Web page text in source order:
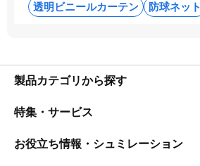
透明ビニールカーテン
防球ネット
製品カテゴリから探す
特集・サービス
お役立ち情報・シュミレーション